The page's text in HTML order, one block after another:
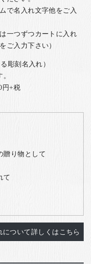
で名入れ文字他をご入
一つずつカートに入れ
ご入力下さい）
彫刻名入れ）
円+税
贈り物として
て
について詳しくはこちら